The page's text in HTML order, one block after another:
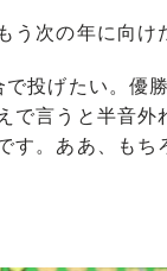
次の年に向け
投げたい。優
で言うと半音
。ああ、もち